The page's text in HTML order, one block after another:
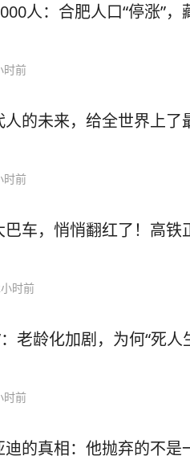
人：合肥人口“停涨”，
时前
的未来，给全世界上了
时前
车，悄悄翻红了！高铁
时前
老龄化加剧，为何“死人
时前
的真相：他抛弃的不是